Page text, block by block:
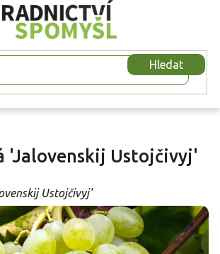
Hledat
'Jalovenskij Ustojčivyj'
Ustojčivyj'